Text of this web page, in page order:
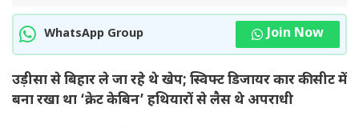
WhatsApp Group Join Now
उड़ीसा से बिहार ले जा रहे थे खेप; स्विफ्ट डिजायर कार की सीट में
बना रखा था ‘क्रेट केबिन’ हथियारों से लैस थे अपराधी